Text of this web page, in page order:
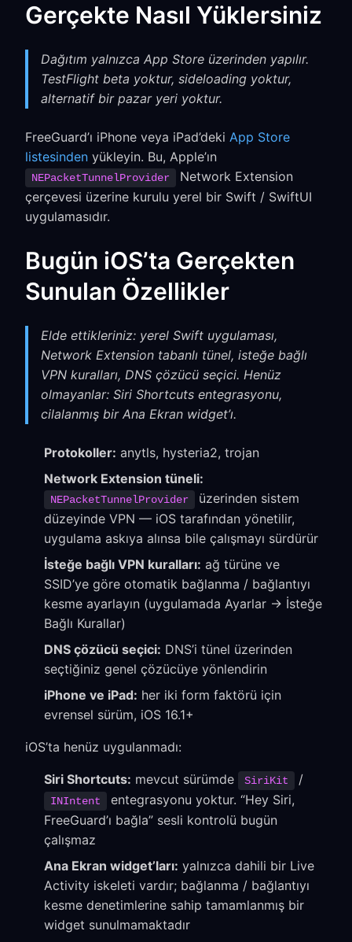
Gerçekte Nasıl Yüklersiniz
Dağıtım yalnızca App Store üzerinden yapılır.
TestFlight beta yoktur, sideloading yoktur,
alternatif bir pazar yeri yoktur.
FreeGuard’ı iPhone veya iPad’deki App Store
listesinden yükleyin. Bu, Apple’ın
NEPacketTunnelProvider
Network Extension
çerçevesi üzerine kurulu yerel bir Swift / SwiftUI
uygulamasıdır.
Bugün iOS’ta Gerçekten
Sunulan Özellikler
Elde ettikleriniz: yerel Swift uygulaması,
Network Extension tabanlı tünel, isteğe bağlı
VPN kuralları, DNS çözücü seçici. Henüz
olmayanlar: Siri Shortcuts entegrasyonu,
cilalanmış bir Ana Ekran widget’ı.
Protokoller: anytls, hysteria2, trojan
Network Extension tüneli:
NEPacketTunnelProvider
üzerinden sistem
düzeyinde VPN — iOS tarafından yönetilir,
uygulama askıya alınsa bile çalışmayı sürdürür
İsteğe bağlı VPN kuralları: ağ türüne ve
SSID’ye göre otomatik bağlanma / bağlantıyı
kesme ayarlayın (uygulamada Ayarlar → İsteğe
Bağlı Kurallar)
DNS çözücü seçici: DNS’i tünel üzerinden
seçtiğiniz genel çözücüye yönlendirin
iPhone ve iPad: her iki form faktörü için
evrensel sürüm, iOS 16.1+
iOS’ta henüz uygulanmadı:
Siri Shortcuts: mevcut sürümde SiriKit /
INIntent
entegrasyonu yoktur. “Hey Siri,
FreeGuard’ı bağla” sesli kontrolü bugün
çalışmaz
Ana Ekran widget’ları: yalnızca dahili bir Live
Activity iskeleti vardır; bağlanma / bağlantıyı
kesme denetimlerine sahip tamamlanmış bir
widget sunulmamaktadır